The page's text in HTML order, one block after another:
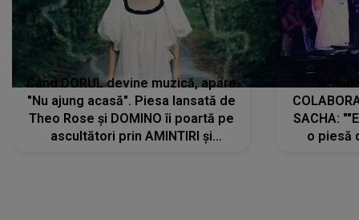
Când DORUL devine muzică, apare
"Nu ajung acasă". Piesa lansată de
Theo Rose și DOMINO îi poartă pe
ascultători prin AMINTIRI și
SACHA:
o piesă